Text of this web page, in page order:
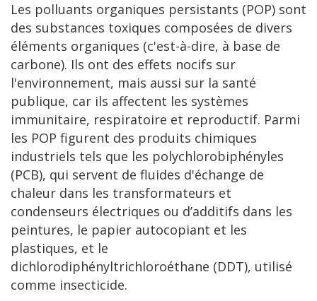
Les polluants organiques persistants (POP) sont
des substances toxiques composées de divers
éléments organiques (c'est-à-dire, à base de
carbone). Ils ont des effets nocifs sur
l'environnement, mais aussi sur la santé
publique, car ils affectent les systèmes
immunitaire, respiratoire et reproductif. Parmi
les POP figurent des produits chimiques
industriels tels que les polychlorobiphényles
(PCB), qui servent de fluides d'échange de
chaleur dans les transformateurs et
condenseurs électriques ou d’additifs dans les
peintures, le papier autocopiant et les
plastiques, et le
dichlorodiphényltrichloroéthane (DDT), utilisé
comme insecticide.